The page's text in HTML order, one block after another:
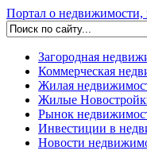
Портал о недвижимости,
Загородная
Коммерческая
Жилая
Жилые
Рынок
Инвестиции в
Новости